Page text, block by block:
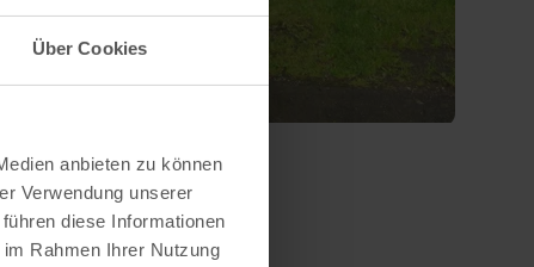
Über Cookies
anbieten zu können
Verwendung unserer
diese Informationen
Rahmen Ihrer Nutzung